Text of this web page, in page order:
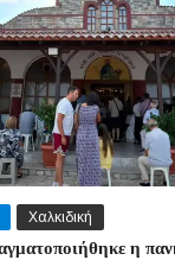
Χαλκιδική
η